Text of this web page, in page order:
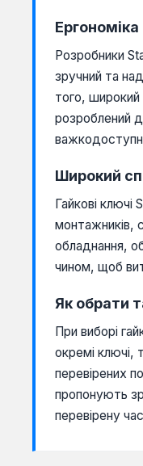
Розробники
зручний та
того, широкий
розроблений
Широкий
Гайкові
монтажників,
обладнання,
чином, щоб
Як обрати
При виборі
окремі ключі,
перевірених
пропонують
перевірену